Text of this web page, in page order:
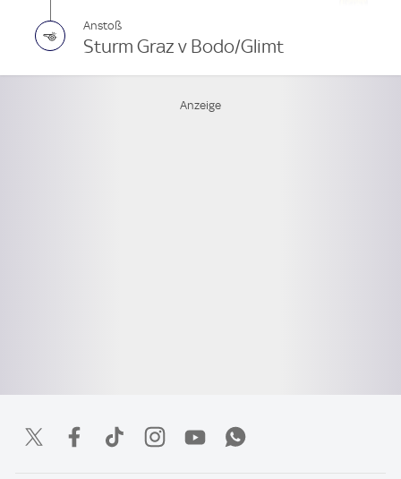
Anstoß
Sturm Graz v Bodo/Glimt